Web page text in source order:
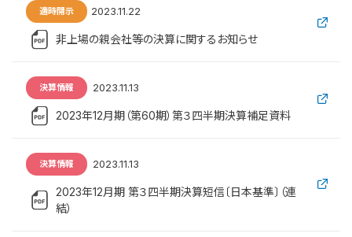
適時開示 2023.11.22
非上場の親会社等の決算に関するお知らせ
決算情報 2023.11.13
2023年12月期（第60期）第３四半期決算補足資料
決算情報 2023.11.13
2023年12月期 第３四半期決算短信〔日本基準〕（連
結）